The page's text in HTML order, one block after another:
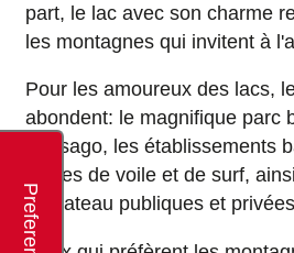
part, le lac avec son charme
les montagnes qui invitent à
Pour les amoureux des lacs,
abondent: le magnifique parc
Brissago, les établissements
écoles de voile et de surf,
en bateau publiques et